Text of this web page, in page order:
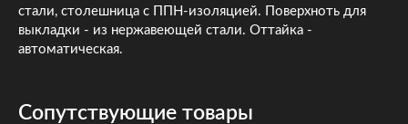
стали, столешница с ППН-изоляцией. Поверхноть для
выкладки - из нержавеющей стали. Оттайка -
автоматическая.
Сопутствующие товары